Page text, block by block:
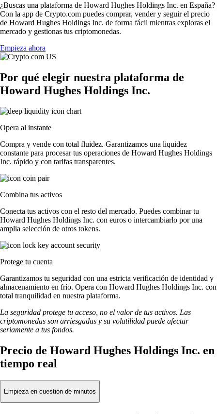
¿Buscas una plataforma de Howard Hughes Holdings Inc. en España?
Con la app de Crypto.com puedes comprar, vender y seguir el precio
de Howard Hughes Holdings Inc. de forma fácil mientras exploras el
mercado y gestionas tus criptomonedas.
Empieza ahora
Por qué elegir nuestra plataforma de
Howard Hughes Holdings Inc.
Opera al instante
Compra y vende con total fluidez. Garantizamos una liquidez
constante para procesar tus operaciones de Howard Hughes Holdings
Inc. rápido y con tarifas transparentes.
Combina tus activos
Conecta tus activos con el resto del mercado. Puedes combinar tu
Howard Hughes Holdings Inc. con euros o intercambiarlo por una
amplia selección de otros tokens.
Protege tu cuenta
Garantizamos tu seguridad con una estricta verificación de identidad y
almacenamiento en frío. Opera con Howard Hughes Holdings Inc. con
total tranquilidad en nuestra plataforma.
La seguridad protege tu acceso, no el valor de tus activos. Las
criptomonedas son arriesgadas y su volatilidad puede afectar
seriamente a tus fondos.
Precio de Howard Hughes Holdings Inc. en
tiempo real
Empieza en cuestión de minutos